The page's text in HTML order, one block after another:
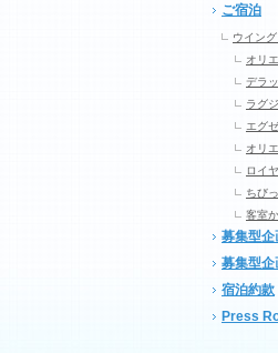
ご宿泊
ウイン
オリ
デラ
ラグ
エグ
オリ
ロイ
ちび
客室
募集型企
募集型企
宿泊約款
Press